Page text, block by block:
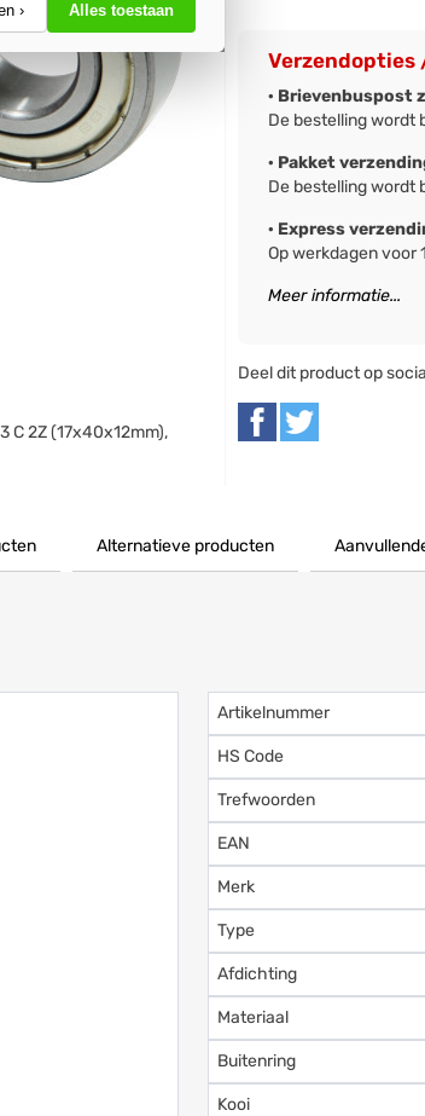
› Alles toestaan
C 2Z (17x40x12mm),
Verzendopties
· Brievenbuspost
De bestelling wordt
· Pakket
De bestelling wordt
· Express
Op werkdagen
Meer informatie...
Deel dit product op
Alternatieve producten
Artikelnummer
HS Code
Trefwoorden
EAN
Merk
Type
Afdichting
Materiaal
Buitenring
Kooi